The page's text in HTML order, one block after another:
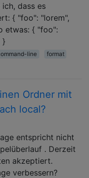
dass es
{ "foo": "lorem",
etwas: { "foo":
}
line
format
Ordner mit
local?
entspricht nicht
. Derzeit
akzeptiert.
verbessern?